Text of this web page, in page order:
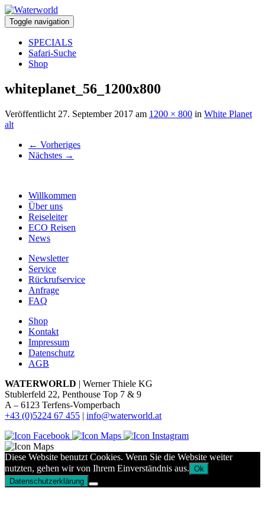
Toggle navigation
SPECIALS
Safari-Suche
Shop
whiteplanet_56_1200x800
Veröffentlicht 27. September 2017 am 1200 × 800 in White Planet
alt
← Vorheriges
Nächstes →
Willkommen
Über uns
Reiseleiter
ECO Reisen
News
Newsletter
Service
Rückrufservice
Anfrage
FAQ
Shop
Kontakt
Impressum
Datenschutz
AGB
WATERWORLD | Werner Thiele KG
Stublerfeld 22, Penthouse Top 7 & 9
A – 6123 Terfens-Vomperbach
+43 (0)5224 67 455 | info@waterworld.at
Diese Website benutzt Cookies. Wenn Sie die Website weiter
nutzten, gehen wir von Ihrem Einverständnis aus. Ok
Datenschutzerklärung